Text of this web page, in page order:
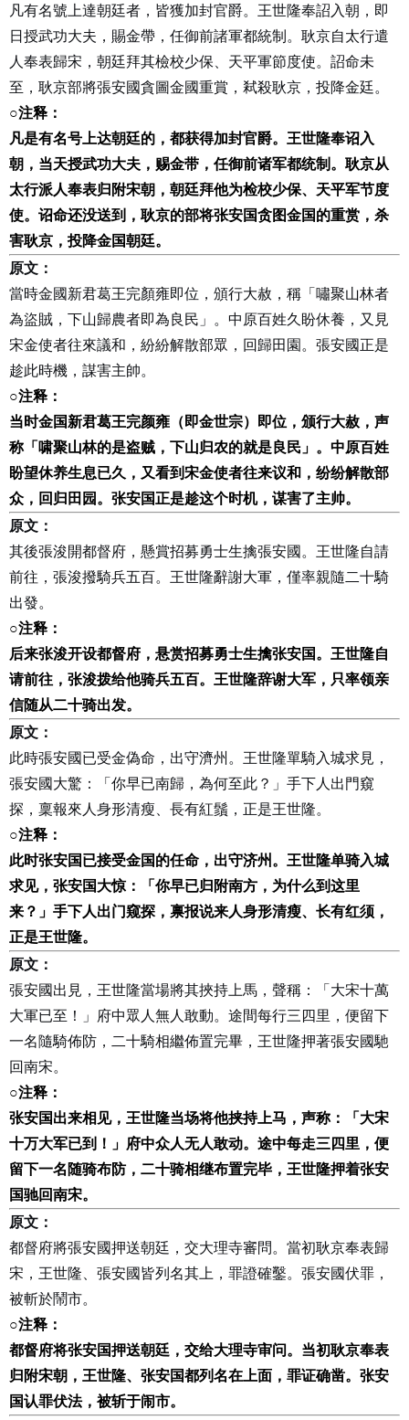
凡有名號上達朝廷者，皆獲加封官爵。王世隆奉詔入朝，即
日授武功大夫，賜金帶，任御前諸軍都統制。耿京自太行遣
人奉表歸宋，朝廷拜其檢校少保、天平軍節度使。詔命未
至，耿京部將張安國貪圖金國重賞，弒殺耿京，投降金廷。
○注释：
凡是有名号上达朝廷的，都获得加封官爵。王世隆奉诏入
朝，当天授武功大夫，赐金带，任御前诸军都统制。耿京从
太行派人奉表归附宋朝，朝廷拜他为检校少保、天平军节度
使。诏命还没送到，耿京的部将张安国贪图金国的重赏，杀
害耿京，投降金国朝廷。
原文：
當時金國新君葛王完顏雍即位，頒行大赦，稱「嘯聚山林者
為盜賊，下山歸農者即為良民」。中原百姓久盼休養，又見
宋金使者往來議和，紛紛解散部眾，回歸田園。張安國正是
趁此時機，謀害主帥。
○注释：
当时金国新君葛王完颜雍（即金世宗）即位，颁行大赦，声
称「啸聚山林的是盗贼，下山归农的就是良民」。中原百姓
盼望休养生息已久，又看到宋金使者往来议和，纷纷解散部
众，回归田园。张安国正是趁这个时机，谋害了主帅。
原文：
其後張浚開都督府，懸賞招募勇士生擒張安國。王世隆自請
前往，張浚撥騎兵五百。王世隆辭謝大軍，僅率親隨二十騎
出發。
○注释：
后来张浚开设都督府，悬赏招募勇士生擒张安国。王世隆自
请前往，张浚拨给他骑兵五百。王世隆辞谢大军，只率领亲
信随从二十骑出发。
原文：
此時張安國已受金偽命，出守濟州。王世隆單騎入城求見，
張安國大驚：「你早已南歸，為何至此？」手下人出門窺
探，稟報來人身形清瘦、長有紅鬚，正是王世隆。
○注释：
此时张安国已接受金国的任命，出守济州。王世隆单骑入城
求见，张安国大惊：「你早已归附南方，为什么到这里
来？」手下人出门窥探，禀报说来人身形清瘦、长有红须，
正是王世隆。
原文：
張安國出見，王世隆當場將其挾持上馬，聲稱：「大宋十萬
大軍已至！」府中眾人無人敢動。途間每行三四里，便留下
一名隨騎佈防，二十騎相繼佈置完畢，王世隆押著張安國馳
回南宋。
○注释：
张安国出来相见，王世隆当场将他挟持上马，声称：「大宋
十万大军已到！」府中众人无人敢动。途中每走三四里，便
留下一名随骑布防，二十骑相继布置完毕，王世隆押着张安
国驰回南宋。
原文：
都督府將張安國押送朝廷，交大理寺審問。當初耿京奉表歸
宋，王世隆、張安國皆列名其上，罪證確鑿。張安國伏罪，
被斬於鬧市。
○注释：
都督府将张安国押送朝廷，交给大理寺审问。当初耿京奉表
归附宋朝，王世隆、张安国都列名在上面，罪证确凿。张安
国认罪伏法，被斩于闹市。